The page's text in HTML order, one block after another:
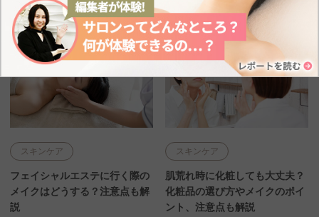
2025.4.18 2025.4.18
スキンケア
フェイシャルエステに行く際の
メイクはどうする？注意点も解
説
スキンケア
肌荒れ時に化粧しても大丈夫？
化粧品の選び方やメイクのポイ
ント、注意点も解説